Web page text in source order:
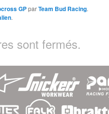
GPparTeam Bud Racing.
.
sont fermés.